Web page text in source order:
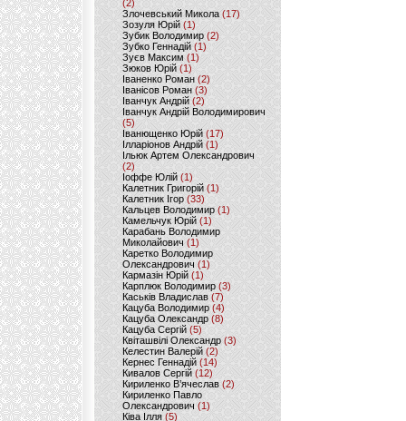
(2)
Злочевський Микола(17)
Зозуля Юрій (1)
Зубик Володимир (2)
Зубко Геннадій (1)
Зуєв Максим(1)
Зюков Юрій (1)
Іваненко Роман (2)
Іванісов Роман (3)
Іванчук Андрій(2)
Іванчук Андрій Володимирович
(5)
Іванющенко Юрій (17)
Ілларіонов Андрій (1)
Ільюк Артем Олександрович
(2)
Іоффе Юлій (1)
Калетник Григорій(1)
Калетник Ігор (33)
Кальцев Володимир(1)
Камельчук Юрій (1)
Карабань Володимир
Миколайович (1)
Каретко Володимир
Олександрович (1)
Кармазін Юрій(1)
Карплюк Володимир(3)
Каськів Владислав (7)
Кацуба Володимир (4)
Кацуба Олександр (8)
Кацуба Сергій (5)
Квіташвілі Олександр(3)
Келестин Валерій(2)
Кернес Геннадій (14)
Кивалов Сергій (12)
Кириленко В’ячеслав (2)
Кириленко Павло
Олександрович (1)
Ківа Ілля (5)